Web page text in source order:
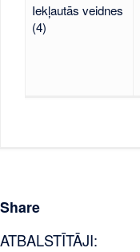
Iekļautās veidnes
(4)
Share
ATBALSTĪTĀJI: